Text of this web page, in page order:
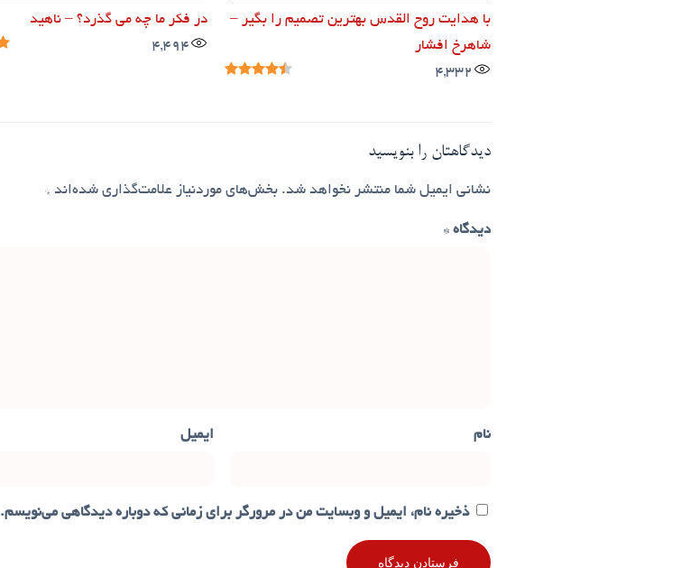
با هدایت روح القدس بهترین تصمیم را بگیر –
شاهرخ افشار
4,332
در فکر ما چه می گذرد؟ – ناهید
4,494
دیدگاهتان را بنویسید
نشانی ایمیل شما منتشر نخواهد شد. بخش‌های موردنیاز علامت‌گذاری شده‌اند *
دیدگاه *
نام ایمیل
ذخیره نام، ایمیل و وبسایت من در مرورگر برای زمانی که دوباره دیدگاهی می‌نویسم.